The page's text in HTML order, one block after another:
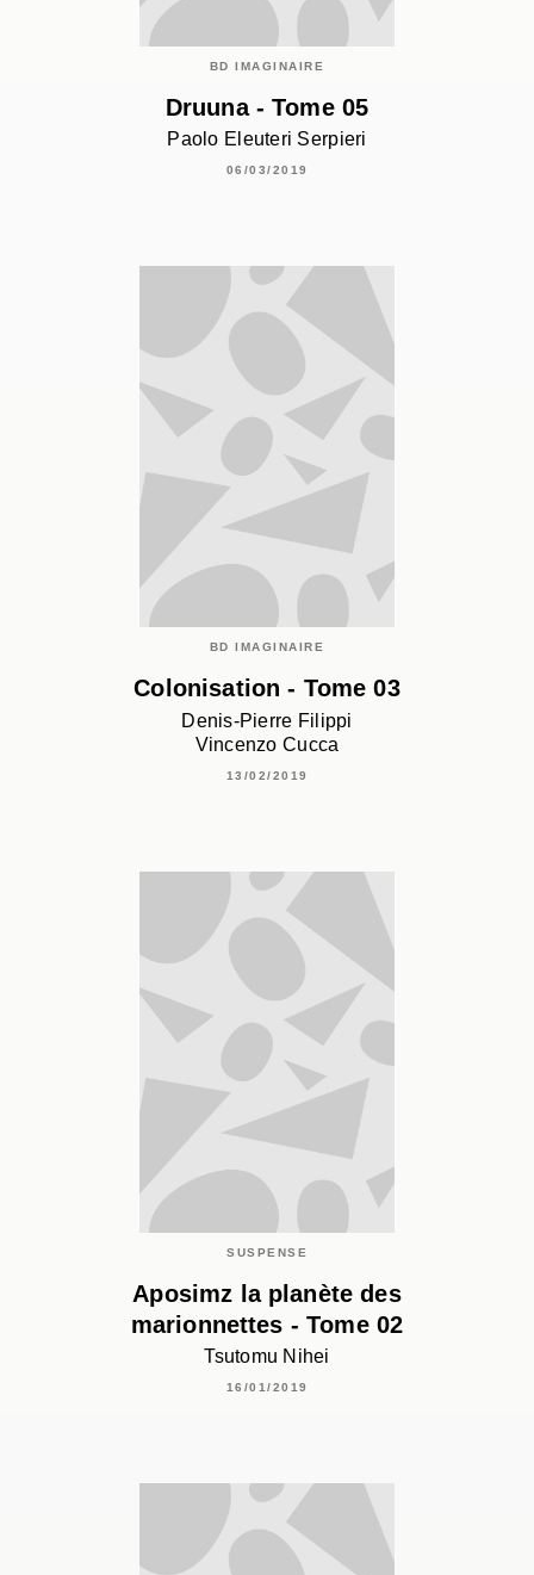
BD IMAGINAIRE
Druuna - Tome 05
Paolo Eleuteri Serpieri
06/03/2019
BD IMAGINAIRE
Colonisation - Tome 03
Denis-Pierre Filippi
Vincenzo Cucca
13/02/2019
SUSPENSE
Aposimz la planète des
marionnettes - Tome 02
Tsutomu Nihei
16/01/2019